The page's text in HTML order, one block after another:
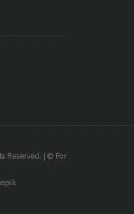
Reserved. | © For